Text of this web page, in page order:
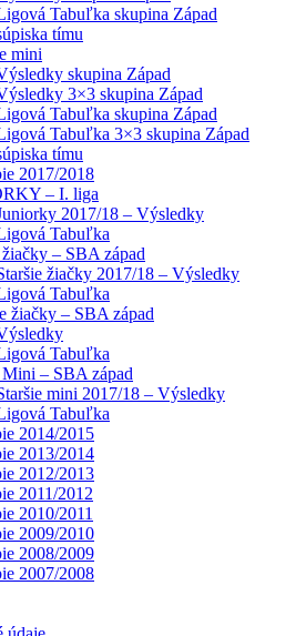
Tabuľka skupina Západ
tímu
mini
skupina Západ
3×3 skupina Západ
Tabuľka skupina Západ
Tabuľka 3×3 skupina Západ
tímu
2017/2018
– I. liga
2017/18 – Výsledky
Tabuľka
žiačky – SBA západ
žiačky 2017/18 – Výsledky
Tabuľka
žiačky – SBA západ
Tabuľka
Mini – SBA západ
mini 2017/18 – Výsledky
Tabuľka
2014/2015
2013/2014
2012/2013
2011/2012
2010/2011
2009/2010
2008/2009
2007/2008